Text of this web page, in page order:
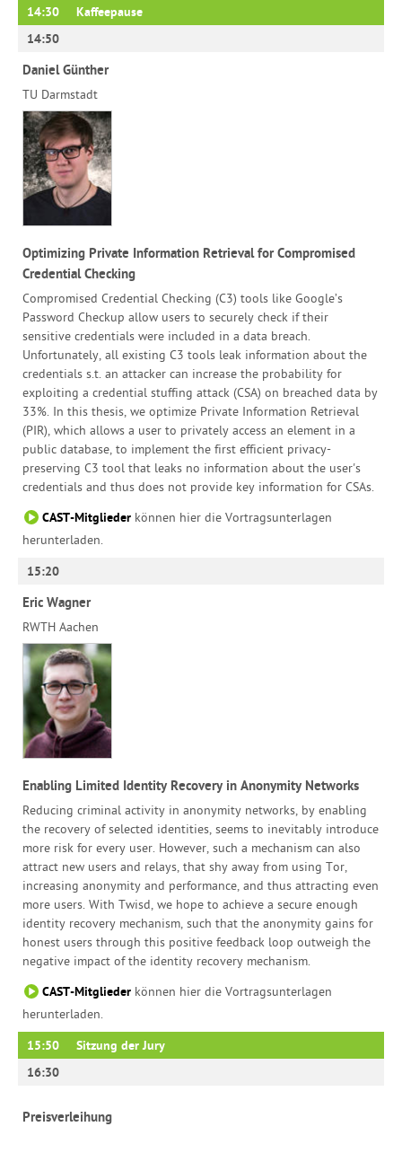
14:30
Kaffeepause
14:50
Daniel Günther
TU Darmstadt
Optimizing Private Information Retrieval for Compromised
Credential Checking
Compromised Credential Checking (C3) tools like Google’s
Password Checkup allow users to securely check if their
sensitive credentials were included in a data breach.
Unfortunately, all existing C3 tools leak information about the
credentials s.t. an attacker can increase the probability for
exploiting a credential stuffing attack (CSA) on breached data by
33%. In this thesis, we optimize Private Information Retrieval
(PIR), which allows a user to privately access an element in a
public database, to implement the first efficient privacy-
preserving C3 tool that leaks no information about the user's
credentials and thus does not provide key information for CSAs.
CAST-Mitglieder können hier die Vortragsunterlagen
herunterladen.
15:20
Eric Wagner
RWTH Aachen
Enabling Limited Identity Recovery in Anonymity Networks
Reducing criminal activity in anonymity networks, by enabling
the recovery of selected identities, seems to inevitably introduce
more risk for every user. However, such a mechanism can also
attract new users and relays, that shy away from using Tor,
increasing anonymity and performance, and thus attracting even
more users. With Twisd, we hope to achieve a secure enough
identity recovery mechanism, such that the anonymity gains for
honest users through this positive feedback loop outweigh the
negative impact of the identity recovery mechanism.
CAST-Mitglieder können hier die Vortragsunterlagen
herunterladen.
15:50
Sitzung der Jury
16:30
Preisverleihung